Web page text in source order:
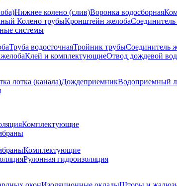
Нижнее колено (слив)Воронка водосборная
Колено трубыКронштейн желоба
системы
Труба водосточнаяТройник трубыСоединитель
Клей и комплектующиеОтвод дождевой
лотка (канала)ДождеприемникВодоприемный
Комплектующие
Комплектующие
Рулонная гидроизоляция